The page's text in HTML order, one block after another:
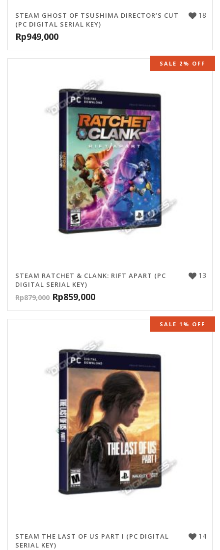
18
STEAM GHOST OF TSUSHIMA DIRECTOR’S CUT
(PC DIGITAL SERIAL KEY)
Rp949,000
SALE 2% OFF
13
STEAM RATCHET & CLANK: RIFT APART (PC
DIGITAL SERIAL KEY)
Rp879,000 Rp859,000
SALE 1% OFF
14
STEAM THE LAST OF US PART I (PC DIGITAL
SERIAL KEY)